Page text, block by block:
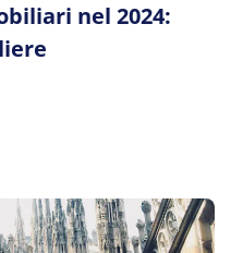
nel 2024: